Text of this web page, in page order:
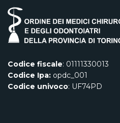
Codice fiscale: 01111330013
Codice Ipa: opdc_001
Codice univoco: UF74PD